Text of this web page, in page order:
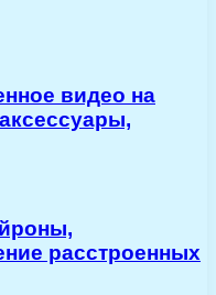
видео на
расстроенных